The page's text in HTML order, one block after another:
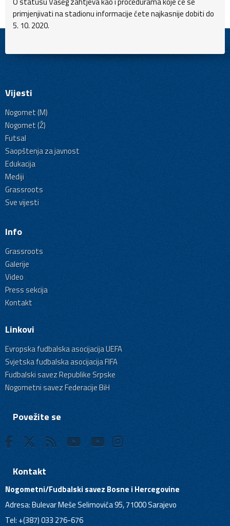
primjenjivati na stadionu informacije ćete najkasnije dobiti do
5. 10. 2020.
Vijesti
Nogomet (M)
Nogomet (Ž)
Futsal
Saopštenja za javnost
Edukacija
Mediji
Grassroots
Sve vijesti
Info
Grassroots
Galerije
Video
Press sekcija
Kontakt
Linkovi
Evropska fudbalska asocijacija UEFA
Svjetska fudbalska asocijacija FIFA
Fudbalski savez Republike Srpske
Nogometni savez Federacije BiH
Povežite se
Kontakt
Nogometni/Fudbalski savez Bosne i Hercegovine
Adresa: Bulevar Meše Selimovića 95, 71000 Sarajevo
Tel: +(387) 033 276-676